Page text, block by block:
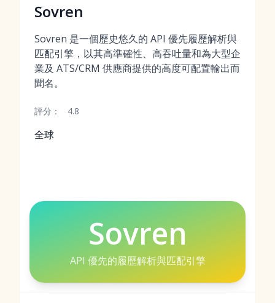
Sovren
Sovren 是一個歷史悠久的 API 優先履歷解析與
匹配引擎，以其高準確性、高吞吐量和為大型企
業及 ATS/CRM 供應商提供的高度可配置輸出而
聞名。
評分： 4.8
全球
Sovren
API 優先的履歷解析與匹配引擎